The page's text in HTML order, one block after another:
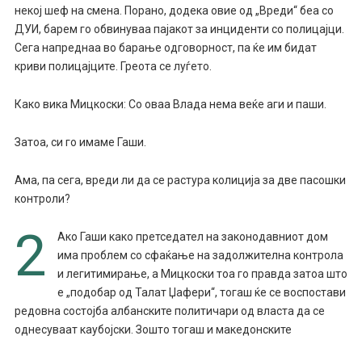
некој шеф на смена. Порано, додека овие од „Вреди“ беа со
ДУИ, барем го обвинуваа пајакот за инциденти со полицајци.
Сега напреднаа во барање одговорност, па ќе им бидат
криви полицајците. Греота се луѓето.
Како вика Мицкоски: Со оваа Влада нема веќе аги и паши.
Затоа, си го имаме Гаши.
Ама, па сега, вреди ли да се растура колиција за две пасошки
контроли?
2
Ако Гаши како претседател на законодавниот дом
има проблем со сфаќање на задолжителна контрола
и легитимирање, а Мицкоски тоа го правда затоа што
е „подобар од Талат Џафери“, тогаш ќе се воспостави
редовна состојба албанските политичари од власта да се
однесуваат каубојски. Зошто тогаш и македонските